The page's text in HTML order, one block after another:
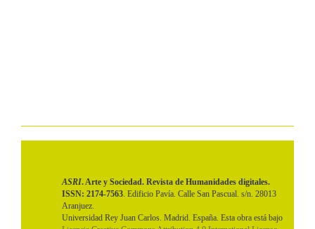
ASRI. Arte y Sociedad. Revista de Humanidades digitales.
ISSN: 2174-7563 . Edificio Pavía. Calle San Pascual. s/n. 28013
Aranjuez.
Universidad Rey Juan Carlos. Madrid. España. Esta obra está bajo